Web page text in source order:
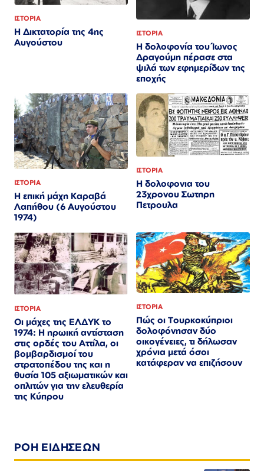
ΙΣΤΟΡΙΑ
Η Δικτατορία της 4ης
Αυγούστου
ΙΣΤΟΡΙΑ
Η δολοφονία του Ίωνος
Δραγούμη πέρασε στα
ψιλά των εφημερίδων της
εποχής
ΙΣΤΟΡΙΑ
Η επική μάχη Καραβά
Λαπήθου (6 Αυγούστου
1974)
ΙΣΤΟΡΙΑ
Η δολοφονια του
23χρονου Σωτηρη
Πετρουλα
ΙΣΤΟΡΙΑ
Οι μάχες της ΕΛΔΥΚ το
1974: Η ηρωική αντίσταση
στις ορδές του Αττίλα, οι
βομβαρδισμοί του
στρατοπέδου της και η
θυσία 105 αξιωματικών και
οπλιτών για την ελευθερία
της Κύπρου
ΙΣΤΟΡΙΑ
Πώς οι Τουρκοκύπριοι
δολοφόνησαν δύο
οικογένειες, τι δήλωσαν
χρόνια μετά όσοι
κατάφεραν να επιζήσουν
ΡΟΗ ΕΙΔΗΣΕΩΝ